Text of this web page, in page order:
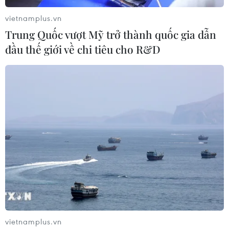
Hy Lạp và Thổ Nhĩ Kỳ lập đường dây nóng
nhằm tránh đụng độ
Cơ chế mới được thiết kế nhằm giảm nguy cơ xảy ra
các sự cố bất ngờ tại Đông Địa Trung Hải, bao gồm việc
thiết lập một đường dây nóng giữa hai nước.
vietnamplus.vn
Trung Quốc vượt Mỹ trở thành quốc gia dẫn
đầu thế giới về chi tiêu cho R&D
vietnamplus.vn